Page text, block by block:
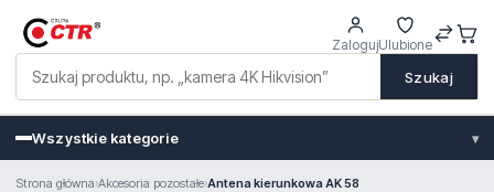
Szukaj
ZalogujUlubione
Wszystkie kategorie ▾
Strona główna›Akcesoria pozostałe›Antena kierunkowa AK 58